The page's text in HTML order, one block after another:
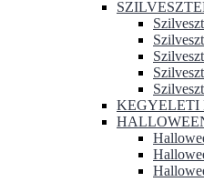
KEGYELETI